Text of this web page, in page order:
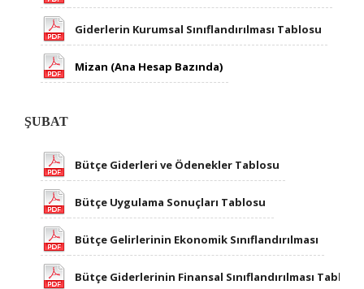
Giderlerin Kurumsal Sınıflandırılması Tablosu
Mizan (Ana Hesap Bazında)
ŞUBAT
Bütçe Giderleri ve Ödenekler Tablosu
Bütçe Uygulama Sonuçları Tablosu
Bütçe Gelirlerinin Ekonomik Sınıflandırılması
Bütçe Giderlerinin Finansal Sınıflandırılması Tablosu